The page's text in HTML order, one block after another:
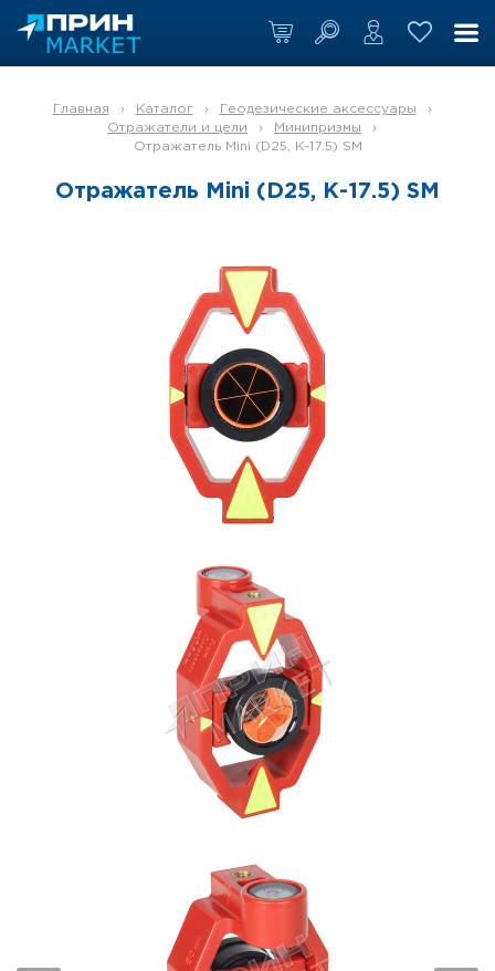
Главная › Каталог › Геодезические аксессуары
›
Отражатели и цели
› Минипризмы
›
Отражатель Mini (D25, К-17.5) SM
Отражатель Mini (D25, К-17.5) SM